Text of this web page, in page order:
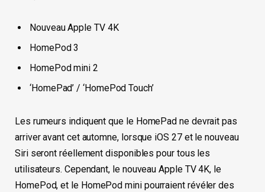
Nouveau Apple TV 4K
HomePod 3
HomePod mini 2
‘HomePad’ / ‘HomePod Touch’
Les rumeurs indiquent que le HomePad ne devrait pas
arriver avant cet automne, lorsque iOS 27 et le nouveau
Siri seront réellement disponibles pour tous les
utilisateurs. Cependant, le nouveau Apple TV 4K, le
HomePod, et le HomePod mini pourraient révéler des